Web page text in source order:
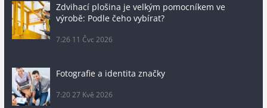
Zdvihací plošina je velkým pomocníkem ve
výrobě: Podle čeho vybírat?
7:26 11 Čvc 2026
Fotografie a identita značky
7:20 27 Kvě 2026